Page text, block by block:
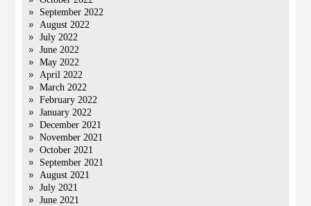
September 2022
August 2022
July 2022
June 2022
May 2022
April 2022
March 2022
February 2022
January 2022
December 2021
November 2021
October 2021
September 2021
August 2021
July 2021
June 2021